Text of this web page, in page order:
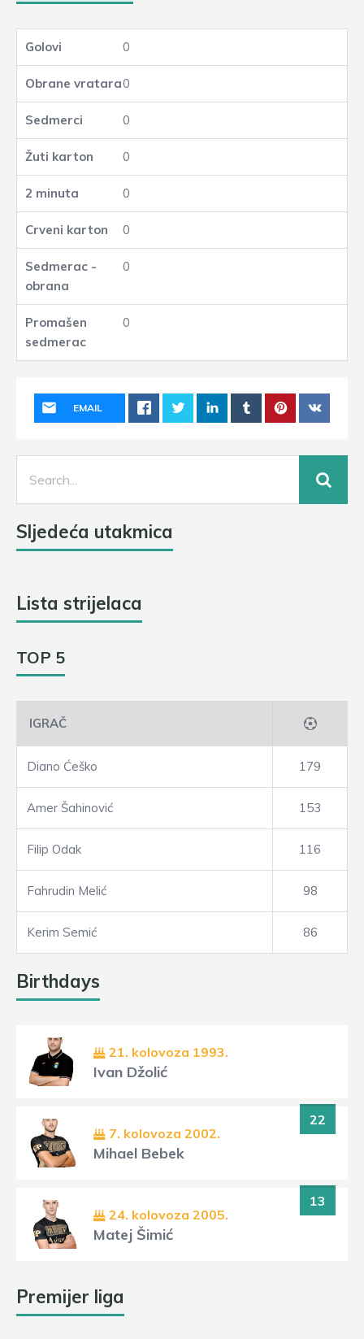
0
0
0
0
0
0
0
0
EMAIL
Sljedeća utakmica
Lista strijelaca
TOP 5
IGRAČ
Diano Ćeško 179
Amer Šahinović 153
Filip Odak 116
Fahrudin Melić 98
Kerim Semić 86
Birthdays
21. kolovoza 1993.
Ivan Džolić
22
7. kolovoza 2002.
Mihael Bebek
13
24. kolovoza 2005.
Matej Šimić
Premijer liga